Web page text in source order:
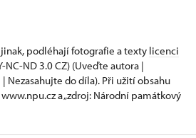
podléhají fotografie a texty licenci
NC-ND 3.0 CZ) (Uveďte autora |
Nezasahujte do díla). Při užití obsahu
a „zdroj: Národní památkový